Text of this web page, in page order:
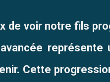
de voir notre fils
représente
Cette